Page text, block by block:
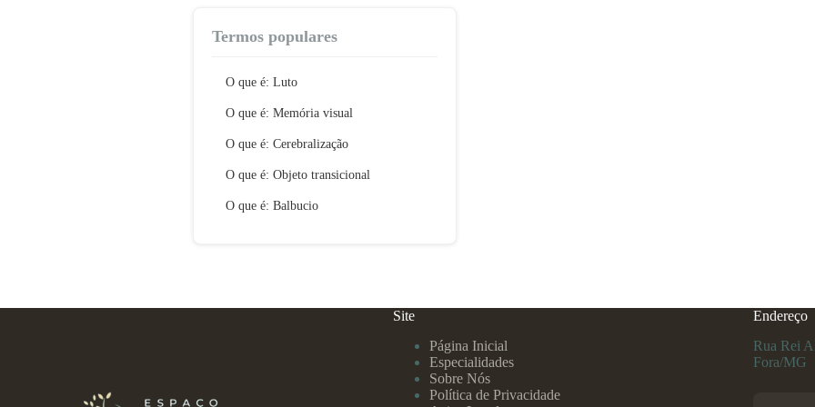
Termos populares
O que é: Luto
O que é: Memória visual
O que é: Cerebralização
O que é: Objeto transicional
O que é: Balbucio
Site
Página Inicial
Especialidades
Sobre Nós
Política de Privacidade
Endereço
Rua Rei
Fora/MG